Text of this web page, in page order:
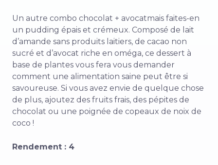
Un autre combo chocolat + avocatmais faites-en
un pudding épais et crémeux. Composé de lait
d’amande sans produits laitiers, de cacao non
sucré et d’avocat riche en oméga, ce dessert à
base de plantes vous fera vous demander
comment une alimentation saine peut être si
savoureuse. Si vous avez envie de quelque chose
de plus, ajoutez des fruits frais, des pépites de
chocolat ou une poignée de copeaux de noix de
coco !
Rendement : 4